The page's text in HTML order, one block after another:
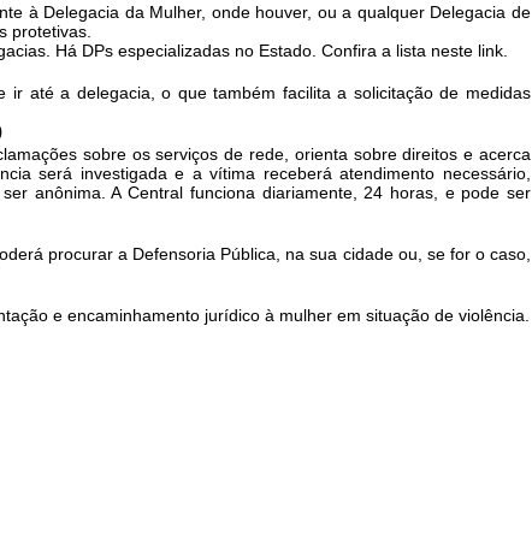
à Delegacia da Mulher, onde houver, ou a qualquer Delegacia de
protetivas.
Há DPs especializadas no Estado. Confira a lista neste link.
até a delegacia, o que também facilita a solicitação de medidas
sobre os serviços de rede, orienta sobre direitos e acerca
será investigada e a vítima receberá atendimento necessário,
anônima. A Central funciona diariamente, 24 horas, e pode ser
procurar a Defensoria Pública, na sua cidade ou, se for o caso,
e encaminhamento jurídico à mulher em situação de violência.